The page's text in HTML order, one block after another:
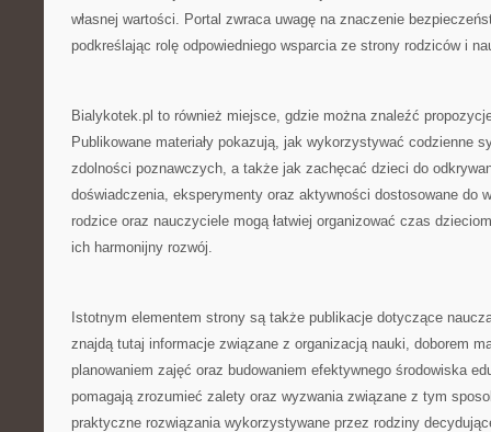
własnej wartości. Portal zwraca uwagę na znaczenie
podkreślając rolę odpowiedniego wsparcia ze strony rodziców i
Bialykotek.pl to również miejsce, gdzie można znaleźć
Publikowane materiały pokazują, jak wykorzystywać codzienne
zdolności poznawczych, a także jak zachęcać dzieci do
doświadczenia, eksperymenty oraz aktywności dostosowane do
rodzice oraz nauczyciele mogą łatwiej organizować czas
ich harmonijny rozwój.
Istotnym elementem strony są także publikacje dotyczące
znajdą tutaj informacje związane z organizacją nauki, doborem
planowaniem zajęć oraz budowaniem efektywnego środowiska
pomagają zrozumieć zalety oraz wyzwania związane z tym
praktyczne rozwiązania wykorzystywane przez rodziny